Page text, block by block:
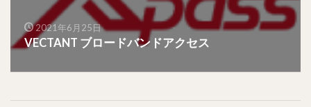
2021年6月25日
VECTANT ブロードバンドアクセス